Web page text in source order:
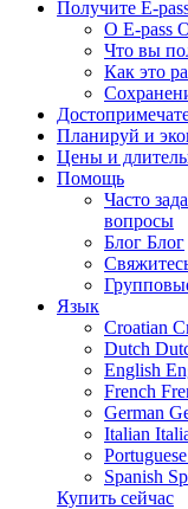
Получите E-
О E-pass
Что вы
Как это
Планируй и
Цены и
Помощь
Часто
вопросы
Блог Блог
Язык
Croatian
Dutch
English
French
German
Italian
Portuguese
Spanish
Купить сейчас